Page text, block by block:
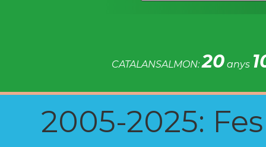
CATALANSALMON:20 anys
2005-2025: